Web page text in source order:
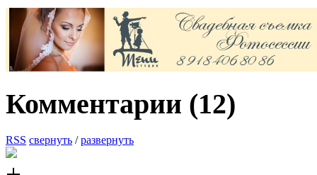
Комментарии (12)
RSS свернуть /развернуть